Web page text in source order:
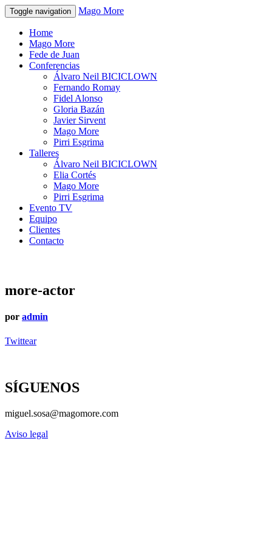
Toggle navigation Mago More
Home
Mago More
Fede de Juan
Conferencias
Álvaro Neil BICICLOWN
Fernando Romay
Fidel Alonso
Gloria Bazán
Javier Sirvent
Mago More
Pirri Esgrima
Talleres
Álvaro Neil BICICLOWN
Elia Cortés
Mago More
Pirri Esgrima
Evento TV
Equipo
Clientes
Contacto
more-actor
por admin
Twittear
SÍGUENOS
miguel.sosa@magomore.com
Aviso legal